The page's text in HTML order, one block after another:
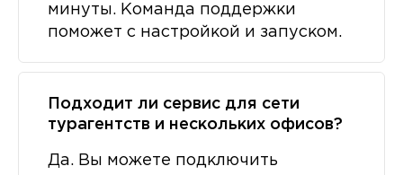
минуты. Команда поддержки
поможет с настройкой и запуском.
Подходит ли сервис для сети
турагентств и нескольких офисов?
Да. Вы можете подключить